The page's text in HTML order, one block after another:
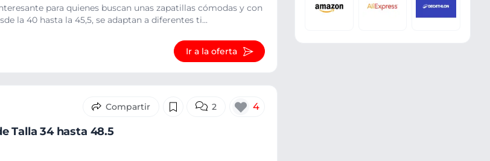
para quienes buscan unas zapatillas cómodas y con
la 40 hasta la 45,5, se adaptan a diferentes ti...
Ir a la oferta
2 4
Talla 34 hasta 48.5